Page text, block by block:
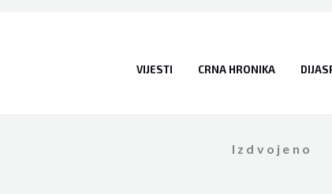
VIJESTI CRNA HRONIKA
Izdvojeno